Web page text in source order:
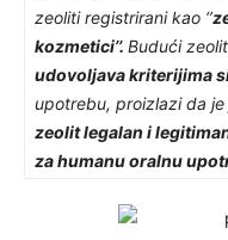
zeoliti registrirani kao ‘’
kozmetici’’. Budući
udovoljava kriterijima
upotrebu, proizlazi da je
zeolit legalan i
za humanu oralnu